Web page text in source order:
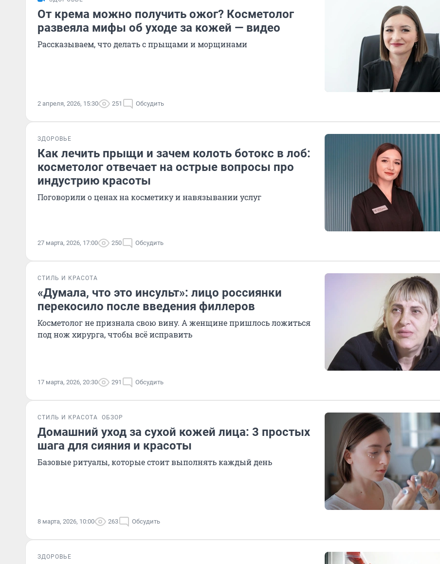
От крема можно получить ожог? Косметолог
развеяла мифы об уходе за кожей — видео
Рассказываем, что делать с прыщами и морщинами
2 апреля, 2026, 15:30 251 Обсудить
ЗДОРОВЬЕ
Как лечить прыщи и зачем колоть ботокс в лоб:
косметолог отвечает на острые вопросы про
индустрию красоты
Поговорили о ценах на косметику и навязывании услуг
27 марта, 2026, 17:00 250 Обсудить
СТИЛЬ И КРАСОТА
«Думала, что это инсульт»: лицо россиянки
перекосило после введения филлеров
Косметолог не признала свою вину. А женщине пришлось ложиться
под нож хирурга, чтобы всё исправить
17 марта, 2026, 20:30 291 Обсудить
СТИЛЬ И КРАСОТА ОБЗОР
Домашний уход за сухой кожей лица: 3 простых
шага для сияния и красоты
Базовые ритуалы, которые стоит выполнять каждый день
8 марта, 2026, 10:00 263 Обсудить
ЗДОРОВЬЕ